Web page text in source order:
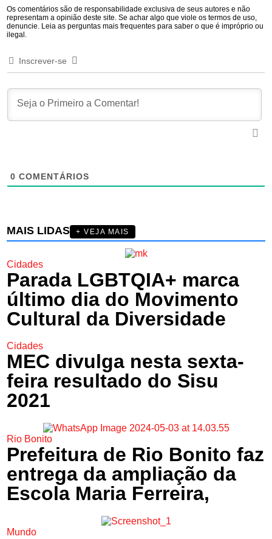
Os comentários são de responsabilidade exclusiva de seus autores e não
representam a opinião deste site. Se achar algo que viole os termos de uso,
denuncie. Leia as perguntas mais frequentes para saber o que é impróprio ou
ilegal.
Inscrever-se
0 COMENTÁRIOS
MAIS LIDAS + VEJA MAIS
Cidades
Parada LGBTQIA+ marca
último dia do Movimento
Cultural da Diversidade
Cidades
MEC divulga nesta sexta-
feira resultado do Sisu
2021
Rio Bonito
Prefeitura de Rio Bonito faz
entrega da ampliação da
Escola Maria Ferreira,
Mundo